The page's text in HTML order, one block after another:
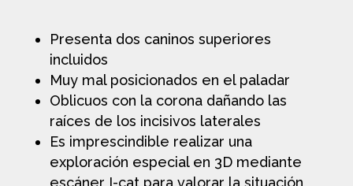
Presenta dos caninos superiores
incluidos
Muy mal posicionados en el paladar
Oblicuos con la corona dañando las
raíces de los incisivos laterales
Es imprescindible realizar una
exploración especial en 3D mediante
escáner I-cat para valorar la situación